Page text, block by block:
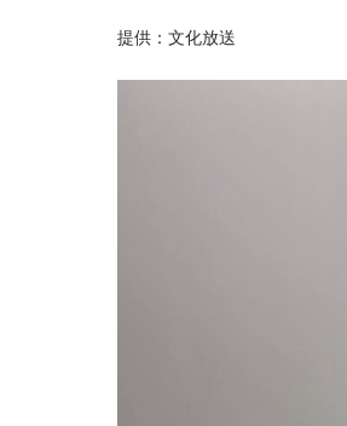
ニッポン放送 サ
クション～モノ
いつの時代も、どの世代
提供：文化放送